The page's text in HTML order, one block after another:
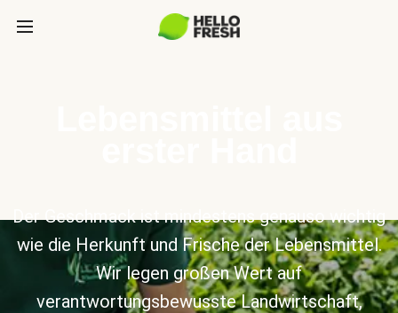
Der Geschmack ist mindestens genauso wichtig
wie die Herkunft und Frische der Lebensmittel.
Wir legen großen Wert auf
verantwortungsbewusste Landwirtschaft,